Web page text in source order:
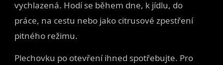
vychlazená. Hodí se během dne, k jídlu, do
práce, na cestu nebo jako citrusové zpestření
pitného režimu.
Plechovku po otevření ihned spotřebujte. Pro